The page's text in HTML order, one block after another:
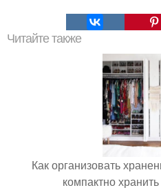
Читайте также
Как организовать
компактно